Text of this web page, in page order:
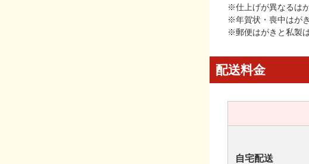
※仕上げが異なるは
※年賀状・喪中はが
※郵便はがきと私製
配送料金
自宅配送